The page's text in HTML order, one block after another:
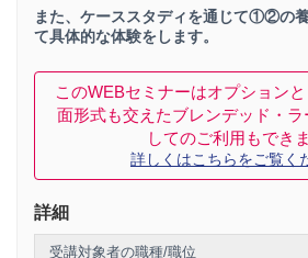
また、ケーススタディを通じて①②の
て具体的な体験をします。
このWEBセミナーはオプション
面形式も交えたブレンデッド・ラ
してのご利用もできま
詳しくはこちらをご覧く
詳細
受講対象者の職種/職位